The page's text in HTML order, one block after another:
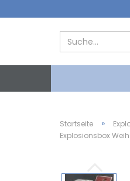
Startseite »
Explosionsbox